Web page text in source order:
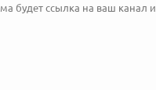
будет ссылка на ваш канал